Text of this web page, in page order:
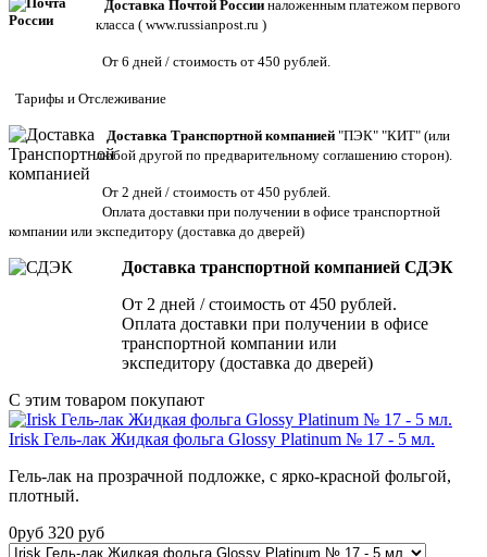
Доставка Почтой России наложенным платежом первого
класса ( www.russianpost.ru )
От 6 дней / стоимость от 450 рублей.
Тарифы и Отслеживание
Доставка Транспортной компанией "ПЭК" "КИТ" (или
любой другой по предварительному соглашению сторон).
От 2 дней / стоимость от 450 рублей.
Оплата доставки при получении в офисе транспортной
компании или экспедитору (доставка до дверей)
Доставка транспортной компанией СДЭК
От 2 дней / стоимость от 450 рублей.
Оплата доставки при получении в офисе
транспортной компании или
экспедитору (доставка до дверей)
С этим товаром покупают
Irisk Гель-лак Жидкая фольга Glossy Platinum № 17 - 5 мл.
Гель-лак на прозрачной подложке, с ярко-красной фольгой,
плотный.
0руб 320 руб